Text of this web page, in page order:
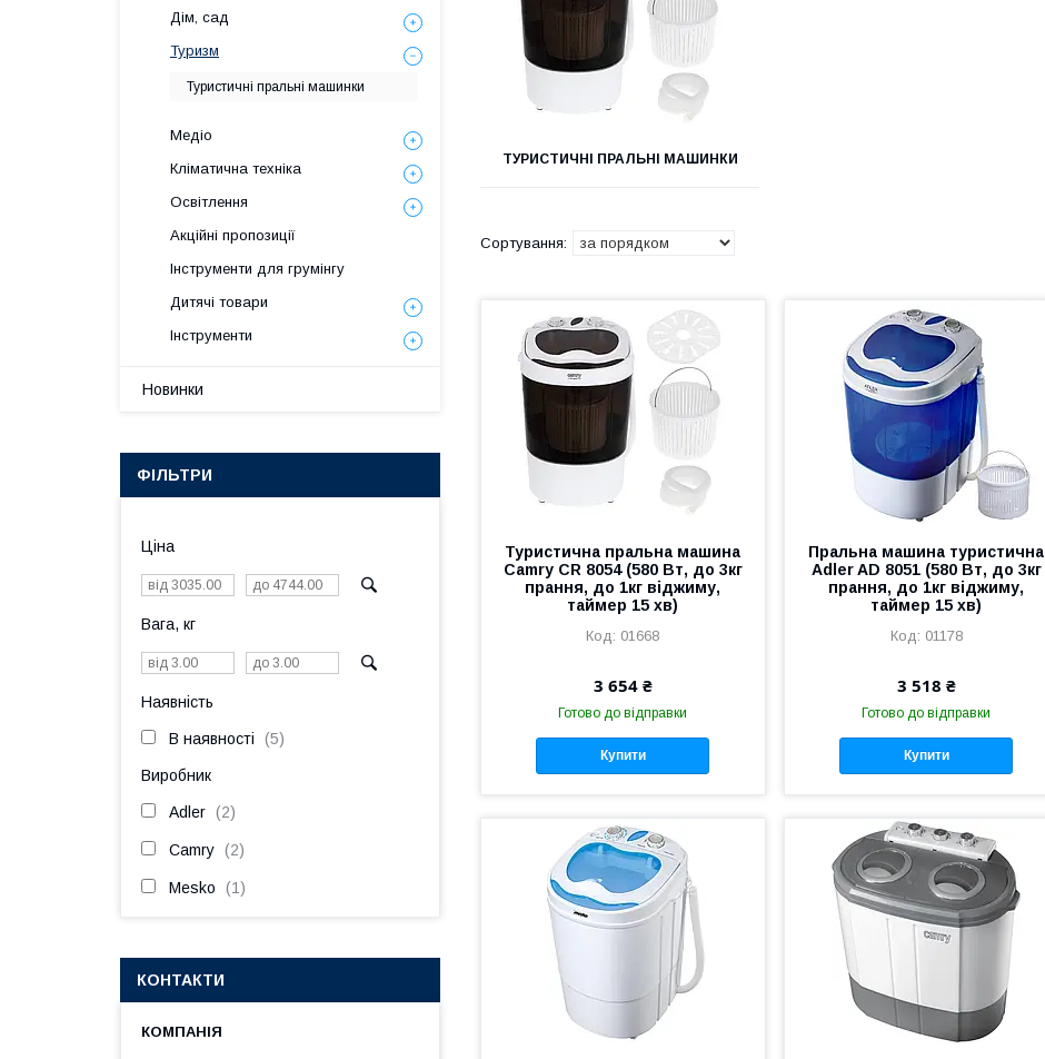
ТУРИСТИЧНІ ПРАЛЬНІ МАШИНКИ
Туристична пральна машина
Camry CR 8054 (580 Вт, до 3кг
прання, до 1кг віджиму,
таймер 15 хв)
01668
3 654 ₴
Готово до відправки
Купити
Пральна машина туристична
Adler AD 8051 (580 Вт, до 3кг
прання, до 1кг віджиму,
таймер 15 хв)
01178
3 518 ₴
Готово до відправки
Купити
Дім, сад
Туризм
Туристичні пральні машинки
Медіо
Кліматична техніка
Освітлення
Акційні пропозиції
Інструменти для грумінгу
Дитячі товари
Інструменти
Новинки
ФІЛЬТРИ
Ціна
Вага, кг
Наявність
В наявності 5
Виробник
Adler 2
Camry 2
Mesko 1
КОНТАКТИ